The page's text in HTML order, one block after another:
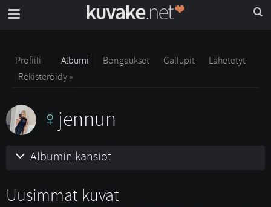
Profiili Albumi Bongaukset Gallupit
Lähetetyt
Rekisteröidy »
jennun
Albumin kansiot
Uusimmat kuvat